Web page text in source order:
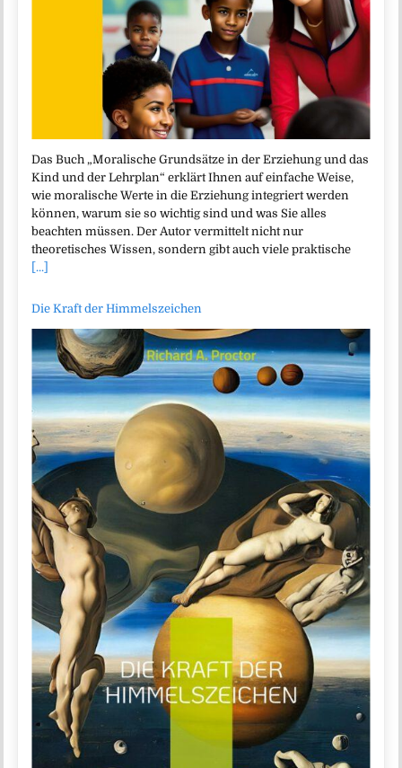
Das Buch „Moralische Grundsätze in der Erziehung und das
Kind und der Lehrplan“ erklärt Ihnen auf einfache Weise,
wie moralische Werte in die Erziehung integriert werden
können, warum sie so wichtig sind und was Sie alles
beachten müssen. Der Autor vermittelt nicht nur
theoretisches Wissen, sondern gibt auch viele praktische
[...]
Die Kraft der Himmelszeichen